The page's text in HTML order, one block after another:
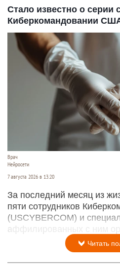
Стало известно о серии
Киберкомандовании
Врач
Нейросети
7 августа 2026 в 13:20
За последний месяц из
пяти сотрудников
(USCYBERCOM) и
аффилированных с ним
Читать